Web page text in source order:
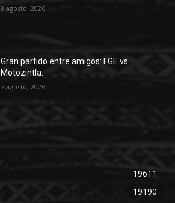
8 agosto, 2026
Gran partido entre amigos: FGE vs
Motozintla.
7 agosto, 2026
19611
19190